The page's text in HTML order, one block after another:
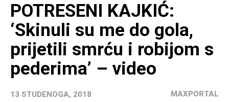
POTRESENI KAJKIĆ:
‘Skinuli su me do gola,
prijetili smrću i robijom s
pederima’ – video
13 STUDENOGA, 2018 MAXPORTAL